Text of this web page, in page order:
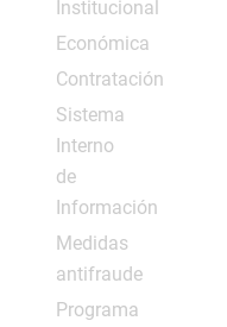
Institucional
Económica
Contratación
Sistema
Interno
de
Información
Medidas
antifraude
Programa